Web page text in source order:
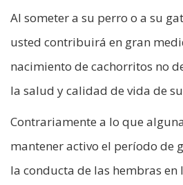
Al someter a su perro o a su
usted contribuirá en gran
nacimiento de cachorritos no
la salud y calidad de vida de
Contrariamente a lo que
mantener activo el período de
la conducta de las hembras en